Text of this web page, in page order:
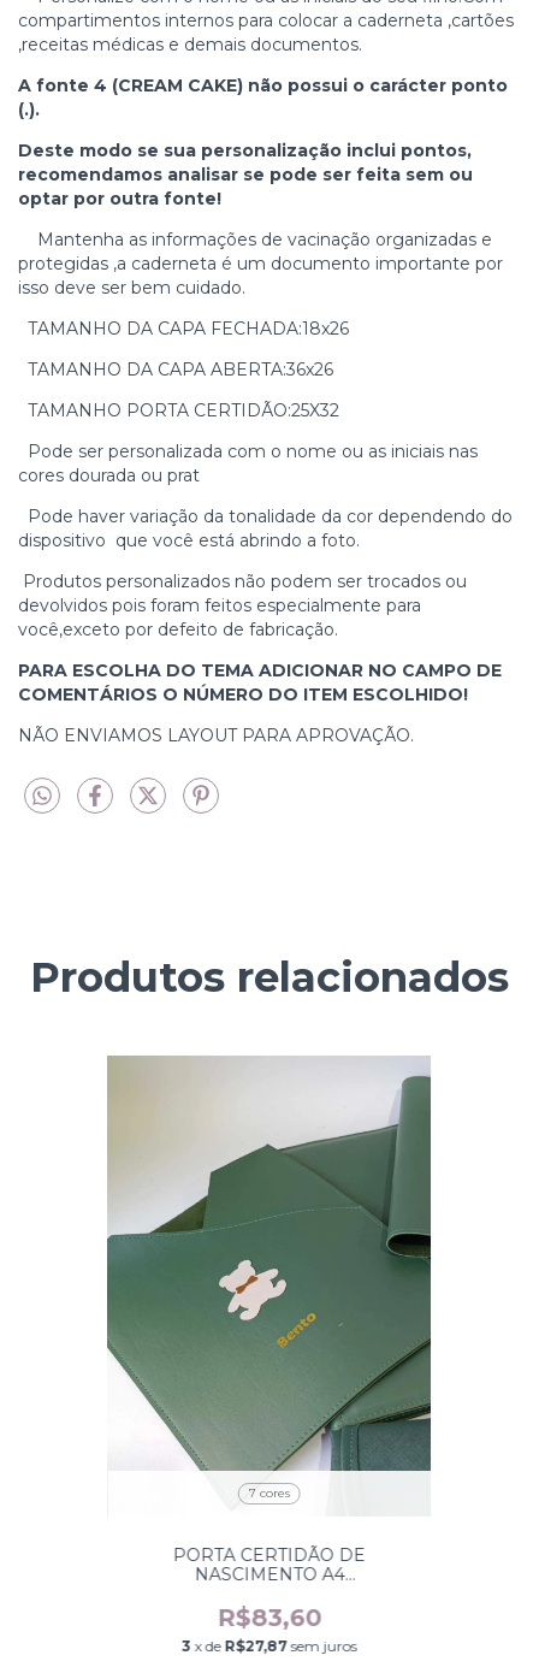
compartimentos internos para colocar a caderneta ,cartões
,receitas médicas e demais documentos.
A fonte 4 (CREAM CAKE) não possui o carácter ponto
(.).
Deste modo se sua personalização inclui pontos,
recomendamos analisar se pode ser feita sem ou
optar por outra fonte!
Mantenha as informações de vacinação organizadas e
protegidas ,a caderneta é um documento importante por
isso deve ser bem cuidado.
TAMANHO DA CAPA FECHADA:18x26
TAMANHO DA CAPA ABERTA:36x26
TAMANHO PORTA CERTIDÃO:25X32
Pode ser personalizada com o nome ou as iniciais nas
cores dourada ou prat
Pode haver variação da tonalidade da cor dependendo do
dispositivo que você está abrindo a foto.
Produtos personalizados não podem ser trocados ou
devolvidos pois foram feitos especialmente para
você,exceto por defeito de fabricação.
PARA ESCOLHA DO TEMA ADICIONAR NO CAMPO DE
COMENTÁRIOS O NÚMERO DO ITEM ESCOLHIDO!
NÃO ENVIAMOS LAYOUT PARA APROVAÇÃO.
Produtos relacionados
7 cores
PORTA CERTIDÃO DE
NASCIMENTO A4
R$83,60
3 x de R$27,87 sem juros